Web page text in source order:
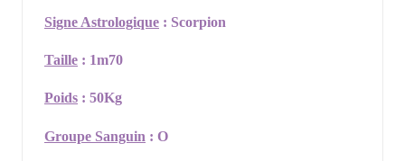
Signe Astrologique : Scorpion
Taille : 1m70
Poids : 50Kg
Groupe Sanguin : O